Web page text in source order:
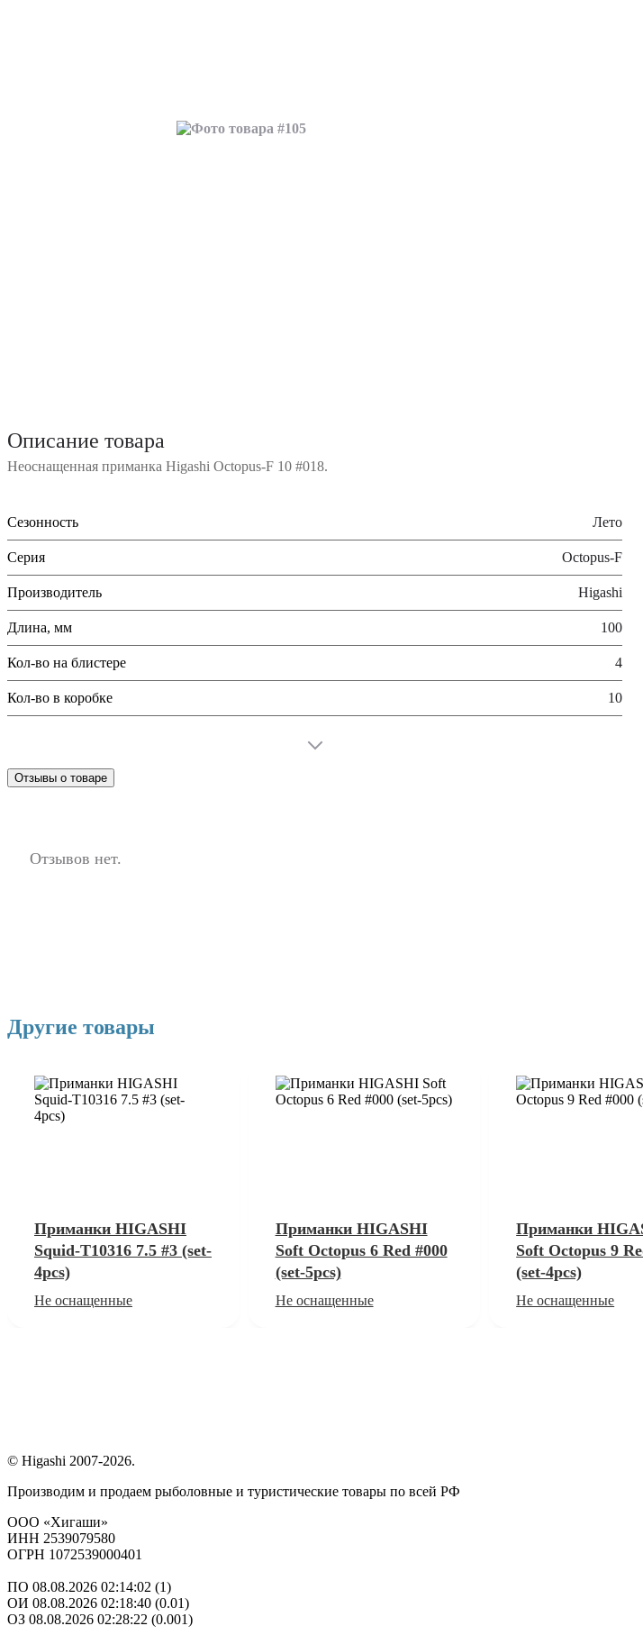
Описание товара
Неоснащенная приманка Higashi Octopus-F 10 #018.
Сезонность Лето
Серия Octopus-F
Производитель Higashi
Длина, мм 100
Кол-во на блистере 4
Кол-во в коробке 10
Отзывы о товаре
Отзывов нет.
Другие товары
Приманки HIGASHI
Squid-T10316 7.5 #3 (set-
4pcs)
Не оснащенные
Приманки HIGASHI
Soft Octopus 6 Red #000
(set-5pcs)
Не оснащенные
Приманки
Soft Octopus 9
(set-4pcs)
Не оснащенные
© Higashi 2007-2026.
Производим и продаем рыболовные и туристические товары по всей РФ
ООО «Хигаши»
ИНН 2539079580
ОГРН 1072539000401
ПО 08.08.2026 02:14:02 (1)
ОИ 08.08.2026 02:18:40 (0.01)
ОЗ 08.08.2026 02:28:22 (0.001)